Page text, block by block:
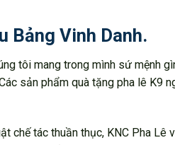
Bảng Vinh Danh.
tôi mang trong mình sứ mệnh
sản phẩm quà tặng pha lê K9
chế tác thuần thục, KNC Pha